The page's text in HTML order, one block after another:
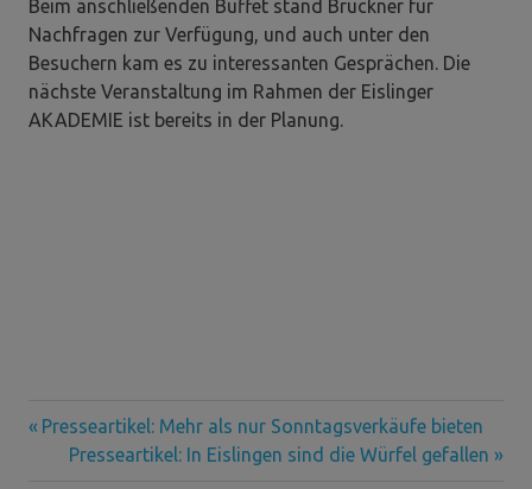
Beim anschließenden Büffet stand Brückner für
Nachfragen zur Verfügung, und auch unter den
Besuchern kam es zu interessanten Gesprächen. Die
nächste Veranstaltung im Rahmen der Eislinger
AKADEMIE ist bereits in der Planung.
Beitragsnavigation
Vorheriger
Beitrag:
Presseartikel: Mehr als nur Sonntagsverkäufe bieten
Nächster
Presseartikel: In Eislingen sind die Würfel gefallen